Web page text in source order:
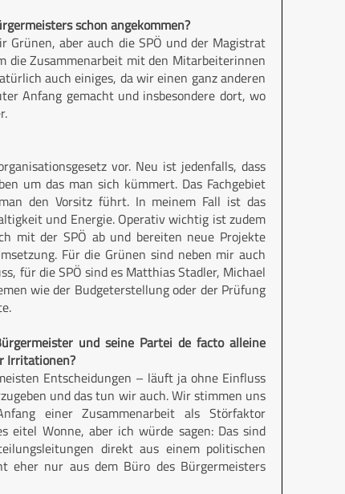
schon angekommen?
aber auch die SPÖ und der Magistrat
die Zusammenarbeit mit den Mitarbeiterinnen
auch einiges, da wir einen ganz anderen
Anfang gemacht und insbesondere dort, wo
vor. Neu ist jedenfalls, dass
um das man sich kümmert. Das Fachgebiet
den Vorsitz führt. In meinem Fall ist das
und Energie. Operativ wichtig ist zudem
mit der SPÖ ab und bereiten neue Projekte
Für die Grünen sind neben mir auch
für die SPÖ sind es Matthias Stadler, Michael
wie der Budgeterstellung oder der Prüfung
und seine Partei de facto alleine
Irritationen?
Entscheidungen – läuft ja ohne Einfluss
und das tun wir auch. Wir stimmen uns
einer Zusammenarbeit als Störfaktor
eitel Wonne, aber ich würde sagen: Das sind
direkt aus einem politischen
eher nur aus dem Büro des Bürgermeisters